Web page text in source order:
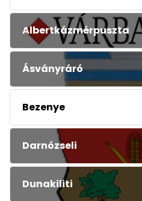
Albertkázmérpuszta
Ásványráró
Bezenye
Darnózseli
Dunakiliti